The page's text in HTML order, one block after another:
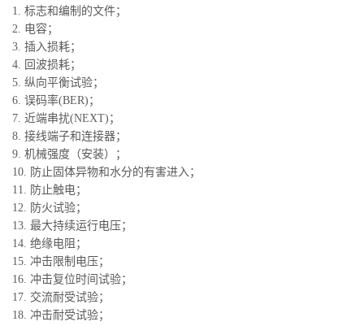
1. 标志和编制的文件；
2. 电容；
3. 插入损耗；
4. 回波损耗；
5. 纵向平衡试验；
6. 误码率(BER)；
7. 近端串扰(NEXT)；
8. 接线端子和连接器；
9. 机械强度（安装）；
10. 防止固体异物和水分的有害进入；
11. 防止触电；
12. 防火试验；
13. 最大持续运行电压；
14. 绝缘电阻；
15. 冲击限制电压；
16. 冲击复位时间试验；
17. 交流耐受试验；
18. 冲击耐受试验；